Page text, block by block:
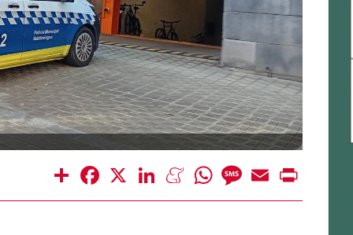
Share Facebook LinkedInMeneameWhatsAppMessage
Email